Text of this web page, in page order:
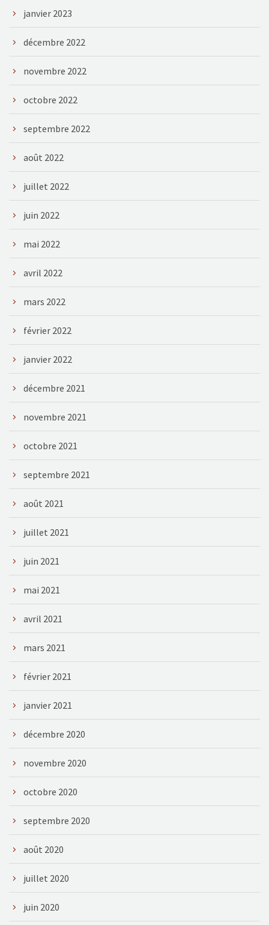
janvier 2023
décembre 2022
novembre 2022
octobre 2022
septembre 2022
août 2022
juillet 2022
juin 2022
mai 2022
avril 2022
mars 2022
février 2022
janvier 2022
décembre 2021
novembre 2021
octobre 2021
septembre 2021
août 2021
juillet 2021
juin 2021
mai 2021
avril 2021
mars 2021
février 2021
janvier 2021
décembre 2020
novembre 2020
octobre 2020
septembre 2020
août 2020
juillet 2020
juin 2020